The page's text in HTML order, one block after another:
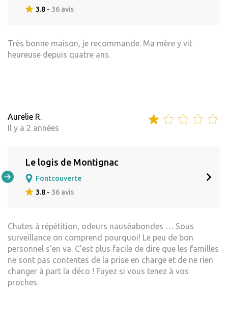
3.8 - 36 avis
Très bonne maison, je recommande. Ma mère y vit
heureuse depuis quatre ans.
Aurelie R.
Il y a 2 années
Le logis de Montignac
Fontcouverte
3.8 - 36 avis
Chutes à répétition, odeurs nauséabondes … Sous
surveillance on comprend pourquoi! Le peu de bon
personnel s’en va. C’est plus facile de dire que les familles
ne sont pas contentes de la prise en charge et de ne rien
changer à part la déco ! Fuyez si vous tenez à vos
proches.